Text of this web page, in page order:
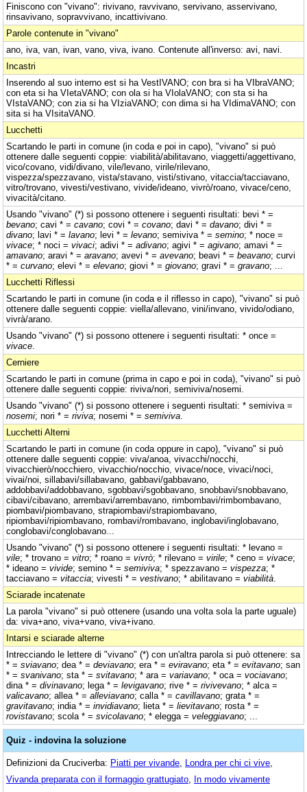
Finiscono con "vivano": rivivano, ravvivano, servivano, asservivano,
rinsavivano, sopravvivano, incattivivano.
Parole contenute in "vivano"
ano, iva, van, ivan, vano, viva, ivano. Contenute all'inverso: avi, navi.
Incastri
Inserendo al suo interno est si ha VestIVANO; con bra si ha VIbraVANO;
con eta si ha VIetaVANO; con ola si ha VIolaVANO; con sta si ha
VIstaVANO; con zia si ha VIziaVANO; con dima si ha VIdimaVANO; con
sita si ha VIsitaVANO.
Lucchetti
Scartando le parti in comune (in coda e poi in capo), "vivano" si può
ottenere dalle seguenti coppie: viabilità/abilitavano, viaggetti/aggettivano,
vico/covano, vidi/divano, vile/levano, virile/rilevano,
vispezza/spezzavano, vista/stavano, visti/stivano, vitaccia/tacciavano,
vitro/trovano, vivesti/vestivano, vivide/ideano, vivrò/roano, vivace/ceno,
vivacità/citano.
Usando "vivano" (*) si possono ottenere i seguenti risultati: bevi * =
bevano; cavi * = cavano; covi * = covano; davi * = davano; divi * =
divano; lavi * = lavano; levi * = levano; semiviva * = semino; * noce =
vivace; * noci = vivaci; adivi * = adivano; agivi * = agivano; amavi * =
amavano; aravi * = aravano; avevi * = avevano; beavi * = beavano; curvi
* = curvano; elevi * = elevano; giovi * = giovano; gravi * = gravano; ...
Lucchetti Riflessi
Scartando le parti in comune (in coda e il riflesso in capo), "vivano" si può
ottenere dalle seguenti coppie: viella/allevano, vini/invano, vivido/odiano,
vivrà/arano.
Usando "vivano" (*) si possono ottenere i seguenti risultati: * once =
vivace
Cerniere
Scartando le parti in comune (prima in capo e poi in coda), "vivano" si può
ottenere dalle seguenti coppie: riviva/nori, semiviva/nosemi.
Usando "vivano" (*) si possono ottenere i seguenti risultati: * semiviva =
nosemi; nori * = riviva; nosemi * = semiviva
Lucchetti Alterni
Scartando le parti in comune (in coda oppure in capo), "vivano" si può
ottenere dalle seguenti coppie: viva/anoa, vivacchi/nocchi,
vivacchierò/nocchiero, vivacchio/nocchio, vivace/noce, vivaci/noci,
vivai/noi, sillabavi/sillabavano, gabbavi/gabbavano,
addobbavi/addobbavano, sgobbavi/sgobbavano, snobbavi/snobbavano,
cibavi/cibavano, arrembavi/arrembavano, rimbombavi/rimbombavano,
piombavi/piombavano, strapiombavi/strapiombavano,
ripiombavi/ripiombavano, rombavi/rombavano, inglobavi/inglobavano,
conglobavi/conglobavano...
Usando "vivano" (*) si possono ottenere i seguenti risultati: * levano =
vile; * trovano = vitro; * roano = vivrò; * rilevano = virile; * ceno = vivace;
* ideano = vivide; semino * = semiviva; * spezzavano = vispezza; *
tacciavano = vitaccia; vivesti * = vestivano; * abilitavano = viabilità
Sciarade incatenate
La parola "vivano" si può ottenere (usando una volta sola la parte uguale)
da: viva+ano, viva+vano, viva+ivano.
Intarsi e sciarade alterne
Intrecciando le lettere di "vivano" (*) con un'altra parola si può ottenere: sa
* = sviavano; dea * = deviavano; era * = eviravano; eta * = evitavano; san
* = svanivano; sta * = svitavano; * ara = variavano; * oca = vociavano;
dina * = divinavano; lega * = levigavano; rive * = rivivevano; * alca =
valicavano; allea * = alleviavano; calla * = cavillavano; grata * =
gravitavano; india * = invidiavano; lieta * = lievitavano; rosta * =
rovistavano; scola * = svicolavano; * elegga = veleggiavano; ...
Quiz - indovina la soluzione
Definizioni da Cruciverba: Piatti per vivande Londra per chi ci vive
Vivanda preparata con il formaggio grattugiato In modo vivamente